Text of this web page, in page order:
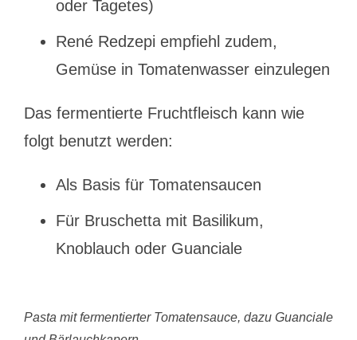
oder Tagetes)
René Redzepi empfiehl zudem,
Gemüse in Tomatenwasser einzulegen
Das fermentierte Fruchtfleisch kann wie
folgt benutzt werden:
Als Basis für Tomatensaucen
Für Bruschetta mit Basilikum,
Knoblauch oder Guanciale
Pasta mit fermentierter Tomatensauce, dazu Guanciale